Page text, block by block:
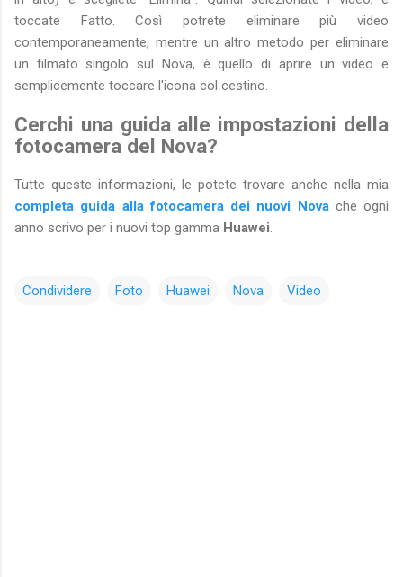
toccate Fatto. Così potrete eliminare più video
contemporaneamente, mentre un altro metodo per eliminare
un filmato singolo sul Nova, è quello di aprire un video e
semplicemente toccare l'icona col cestino.
Cerchi una guida alle impostazioni della
fotocamera del Nova?
Tutte queste informazioni, le potete trovare anche nella mia
completa guida alla fotocamera dei nuovi Novache ogni
anno scrivo per i nuovi top gamma Huawei.
Condividere Foto Huawei Nova Video